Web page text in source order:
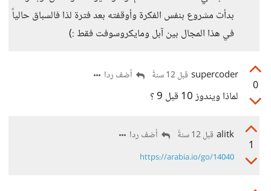
بدأت مشروع بنفس الفكرة وأوقفته بعد فترة لذا فالسباق حالياً
في هذا المجال بين آبل ومايكروسوفت فقط :)
0
supercoder قبل 12 سنةً أضف ردا
لماذا ويندوز 10 قبل 9 ؟
1
alitk قبل 12 سنةً أضف ردا
https://arabia.io/go/14040